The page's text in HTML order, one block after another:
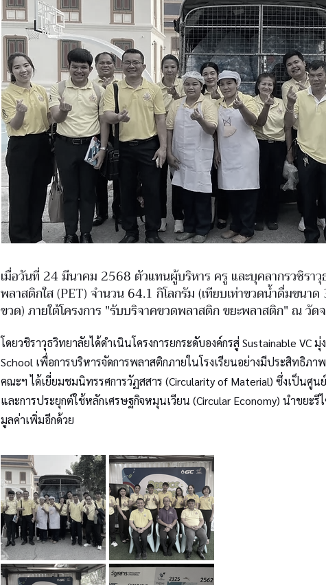
เมื่อวันที่ 24 มีนาคม 2568 ตัวแทนผู้บริหาร ครู และบุคลากรวชิรา
พลาสติกใส (PET) จำนวน 64.1 กิโลกรัม (เทียบเท่าขวดน้ำดื่มขน
ขวด) ภายใต้โครงการ "รับบริจาคขวดพลาสติก ขยะพลาสติก" ณ วัด
โดยวชิราวุธวิทยาลัยได้ดำเนินโครงการยกระดับองค์กรสู่ Sustainable VC
School เพื่อการบริหารจัดการพลาสติกภายในโรงเรียนอย่างมีประสิทธิภา
คณะฯ ได้เยี่ยมชมนิทรรศการวัฏสสาร (Circularity of Material) ซึ่งเป็นศูน
และการประยุกต์ใช้หลักเศรษฐกิจหมุนเวียน (Circular Economy) นำขย
มูลค่าเพิ่มอีกด้วย